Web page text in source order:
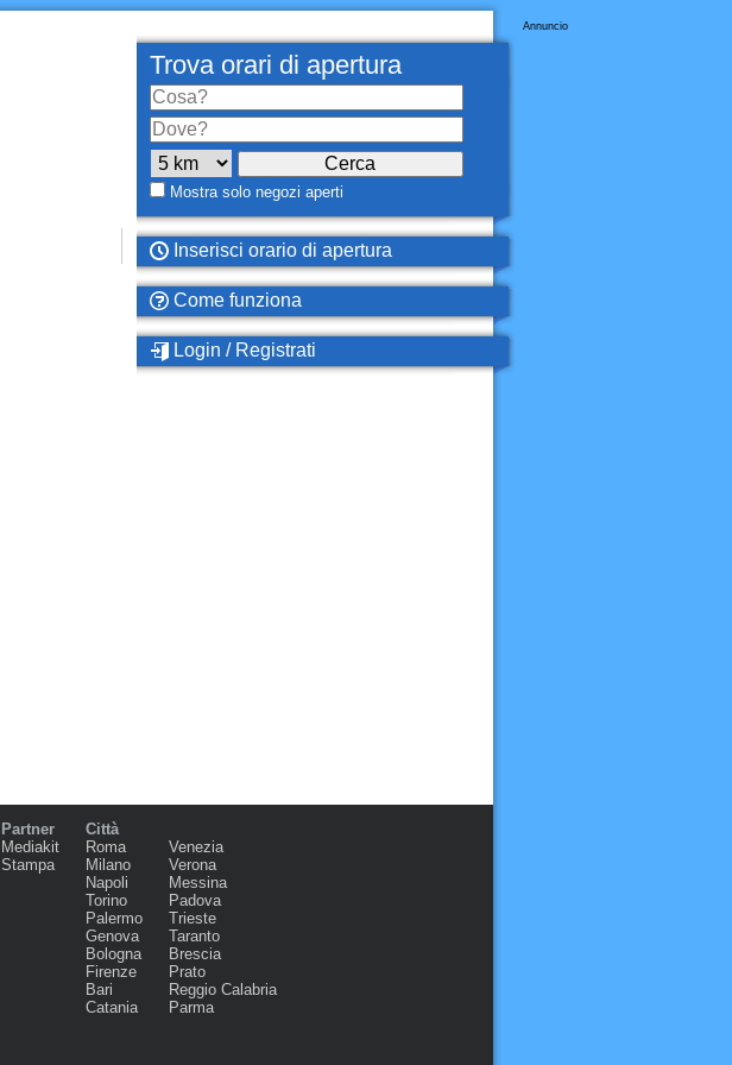
Annuncio
Trova orari di apertura
Mostra solo negozi aperti
Inserisci orario di apertura
Come funziona
Login / Registrati
Partner
Mediakit
Stampa
Città
Roma
Milano
Napoli
Torino
Palermo
Genova
Bologna
Firenze
Bari
Catania
Venezia
Verona
Messina
Padova
Trieste
Taranto
Brescia
Prato
Reggio Calabria
Parma